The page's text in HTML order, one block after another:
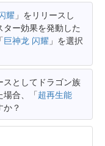
耀 」をリリースし
ター効果を発動した
巨神龙 闪耀 」を選択
スとしてドラゴン族
場合、「超再生能
か？